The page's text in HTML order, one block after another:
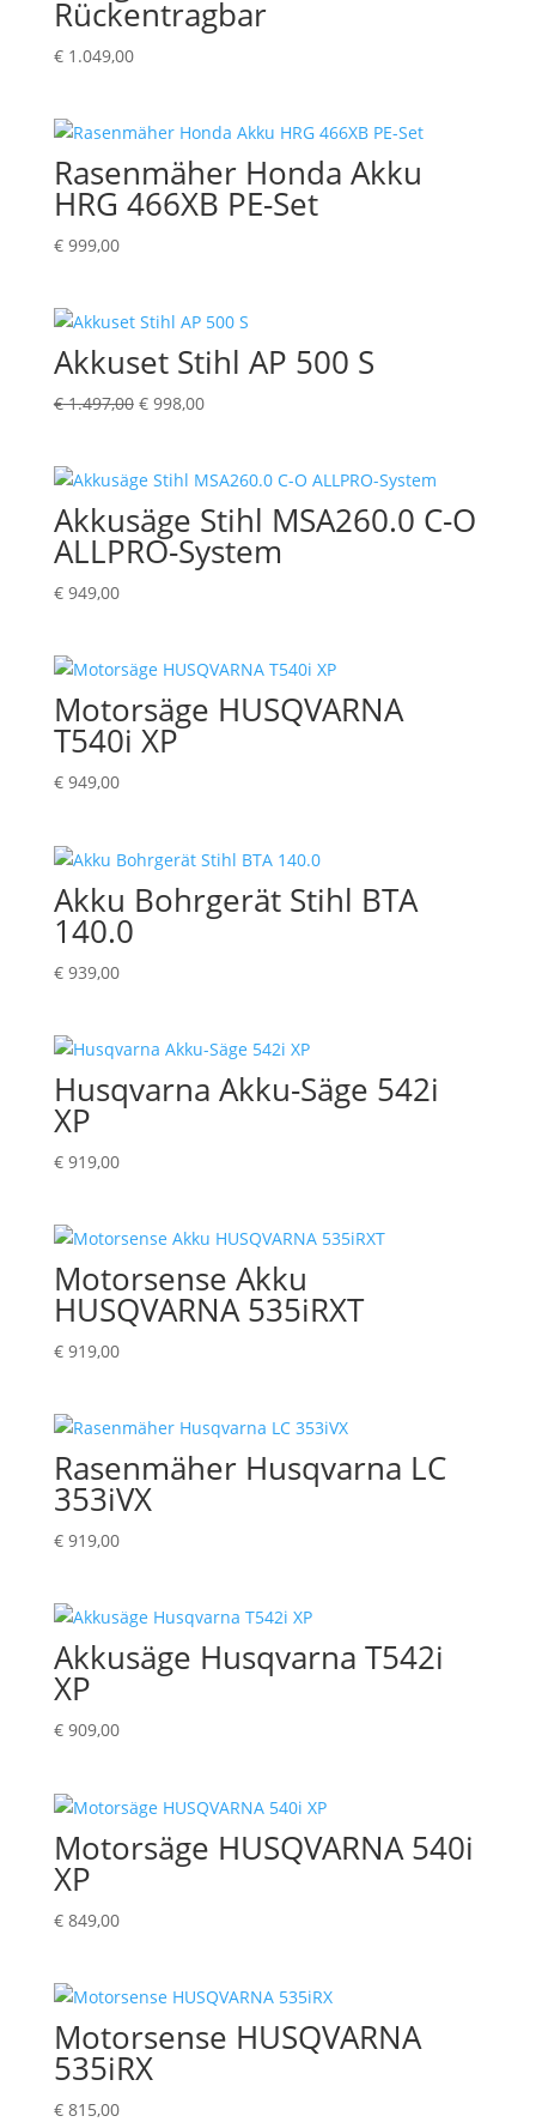
Rückentragbar
€1.049,00
Rasenmäher Honda Akku
HRG 466XB PE-Set
€999,00
Akkuset Stihl AP 500 S
€1.497,00 Ursprünglicher
€ 1.497,00
€998,00Aktueller
€ 998,00.
Akkusäge Stihl MSA260.0 C-O
ALLPRO-System
€949,00
Motorsäge HUSQVARNA
T540i XP
€949,00
Akku Bohrgerät Stihl BTA
140.0
€939,00
Husqvarna Akku-Säge 542i
XP
€919,00
Motorsense Akku
HUSQVARNA 535iRXT
€919,00
Rasenmäher Husqvarna LC
353iVX
€919,00
Akkusäge Husqvarna T542i
XP
€909,00
Motorsäge HUSQVARNA 540i
XP
€849,00
Motorsense HUSQVARNA
535iRX
€815,00